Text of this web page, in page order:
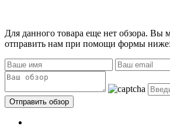
Для данного товара еще нет обзора. Вы
отправить нам при помощи формы ниже: